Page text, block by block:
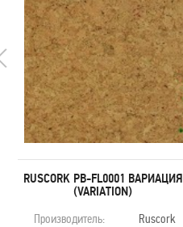
RUSCORK PB-FL0001 ВАРИАЦИЯ
(VARIATION)
Производитель: Ruscork